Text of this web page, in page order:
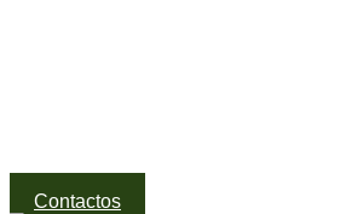
Contactos